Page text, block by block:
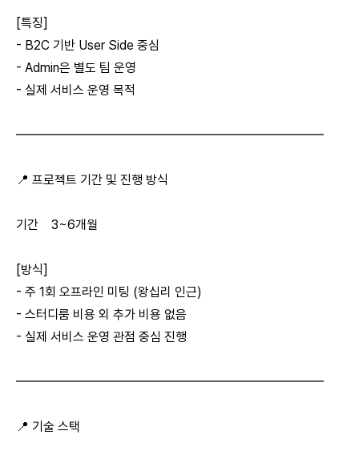
[특징]
- B2C 기반 User Side 중심
- Admin은 별도 팀 운영
- 실제 서비스 운영 목적
━━━━━━━━━━━━━━━━━━━━━━━━
📍 프로젝트 기간 및 진행 방식
기간 3~6개월
[방식]
- 주 1회 오프라인 미팅 (왕십리 인근)
- 스터디룸 비용 외 추가 비용 없음
- 실제 서비스 운영 관점 중심 진행
━━━━━━━━━━━━━━━━━━━━━━━━
📍 기술 스택